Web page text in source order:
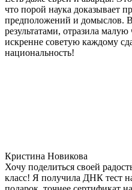
что порой наука доказывает
предположений и домыслов.
результатами, отразила малую
искренне советую каждому
национальность!
Кристина Новикова
Хочу поделиться своей
класс! Я получила ДНК тест